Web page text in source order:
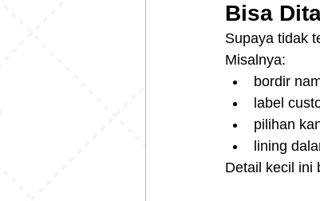
Bisa
Supaya tidak
Misalnya:
bordir
label
pilihan
lining
Detail kecil ini